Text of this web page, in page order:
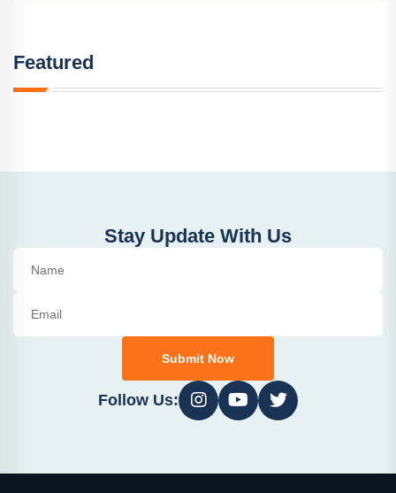
Featured
Stay Update With Us
Submit Now
Follow Us: